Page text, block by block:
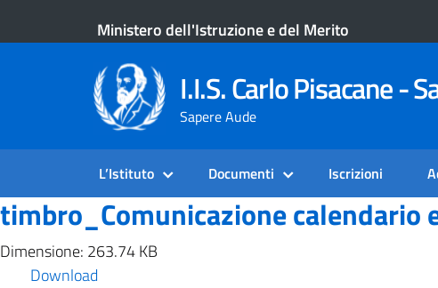
Ministero dell'Istruzione e del Merito
I.I.S. Carlo Pisacane -
Sapere Aude
L’Istituto Documenti Iscrizioni
timbro_Comunicazione calendario
Dimensione: 263.74 KB
Download